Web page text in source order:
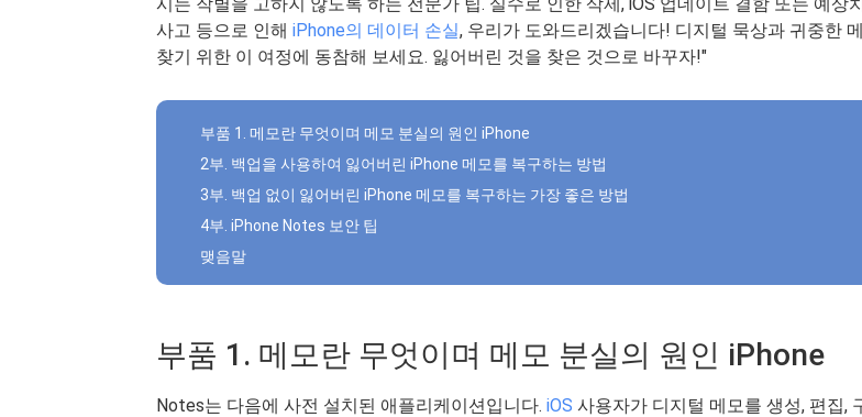
사고 등으로 인해 iPhone의 데이터 손실, 우리가 도와드리겠습니다! 디지털 묵상과 귀중한
찾기 위한 이 여정에 동참해 보세요. 잃어버린 것을 찾은 것으로 바꾸자!"
부품 1. 메모란 무엇이며 메모 분실의 원인 iPhone
2부. 백업을 사용하여 잃어버린 iPhone 메모를 복구하는 방법
3부. 백업 없이 잃어버린 iPhone 메모를 복구하는 가장 좋은 방법
4부. iPhone Notes 보안 팁
맺음말
부품 1. 메모란 무엇이며 메모 분실의 원인 iPhone
Notes는 다음에 사전 설치된 애플리케이션입니다. iOS 사용자가 디지털 메모를 생성, 편집,